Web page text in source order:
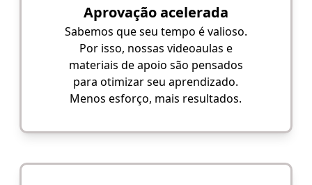
Aprovação acelerada
Sabemos que seu tempo é valioso.
Por isso, nossas videoaulas e
materiais de apoio são pensados
para otimizar seu aprendizado.
Menos esforço, mais resultados.